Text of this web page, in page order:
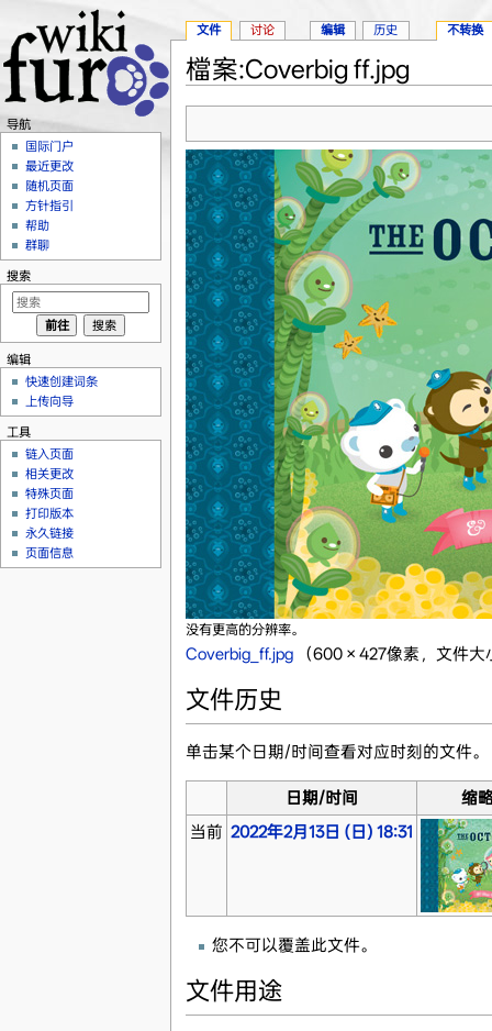
檔案:Coverbig ff.jpg
没有更高的分辨率。
Coverbig_ff.jpg‎ （600 × 427像素，文件
文件历史
单击某个日期/时间查看对应时刻的文件。
日期/时间
缩
当前 2022年2月13日 (日) 18:31
您不可以覆盖此文件。
文件用途
文件 讨论 编辑 历史 不转换
导航
国际门户
最近更改
随机页面
方针指引
帮助
群聊
搜索
编辑
快速创建词条
上传向导
工具
链入页面
相关更改
特殊页面
打印版本
永久链接
页面信息